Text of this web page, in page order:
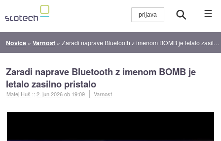
☰
Novice »Varnost »Zaradi naprave Bluetooth z imenom BOMB je letalo zasilno pristalo
Zaradi naprave Bluetooth z imenom BOMB je
letalo zasilno pristalo
Matej Huš ::2. jun 2026ob 19:09 Varnost